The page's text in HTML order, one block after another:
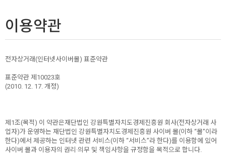
이용약관
전자상거래(인터넷사이버몰) 표준약관
표준약관 제10023호
(2010. 12. 17. 개정)
제1조(목적) 이 약관은재단법인 강원특별자치도경제진흥원 회사(전자상거래 사
업자)가 운영하는 재단법인 강원특별자치도경제진흥원 사이버 몰(이하 “몰”이라
한다)에서 제공하는 인터넷 관련 서비스(이하 “서비스”라 한다)를 이용함에 있어
사이버 몰과 이용자의 권리·의무 및 책임사항을 규정함을 목적으로 합니다.